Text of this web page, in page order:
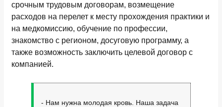
срочным трудовым договорам, возмещение
расходов на перелет к месту прохождения практики и
на медкомиссию, обучение по профессии,
знакомство с регионом, досуговую программу, а
также возможность заключить целевой договор с
компанией.
- Нам нужна молодая кровь. Наша задача